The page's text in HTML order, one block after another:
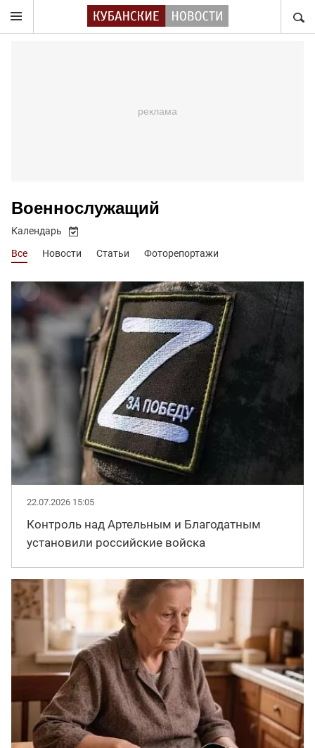
Военнослужащий
Все Новости Статьи Фоторепортажи
Календарь
22.07.2026 15:05
Контроль над Артельным и Благодатным
установили российские войска